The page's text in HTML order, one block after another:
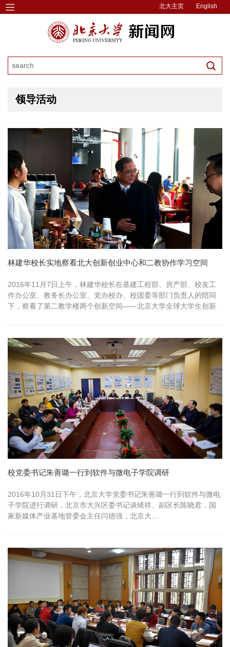
北大主页 English
领导活动
林建华校长实地察看北大创新创业中心和二教协作学习空间
2016年11月7日上午，林建华校长在基建工程部、房产部、校友工
作办公室、教务长办公室、党办校办、校团委等部门负责人的陪同
下，察看了第二教学楼两个创新空间——北京大学全球大学生创新
校党委书记朱善璐一行到软件与微电子学院调研
2016年10月31日下午，北京大学党委书记朱善璐一行到软件与微电
子学院进行调研，北京市大兴区委书记谈绪祥、副区长陈晓君，国
家新媒体产业基地管委会主任闫德强，北京大...